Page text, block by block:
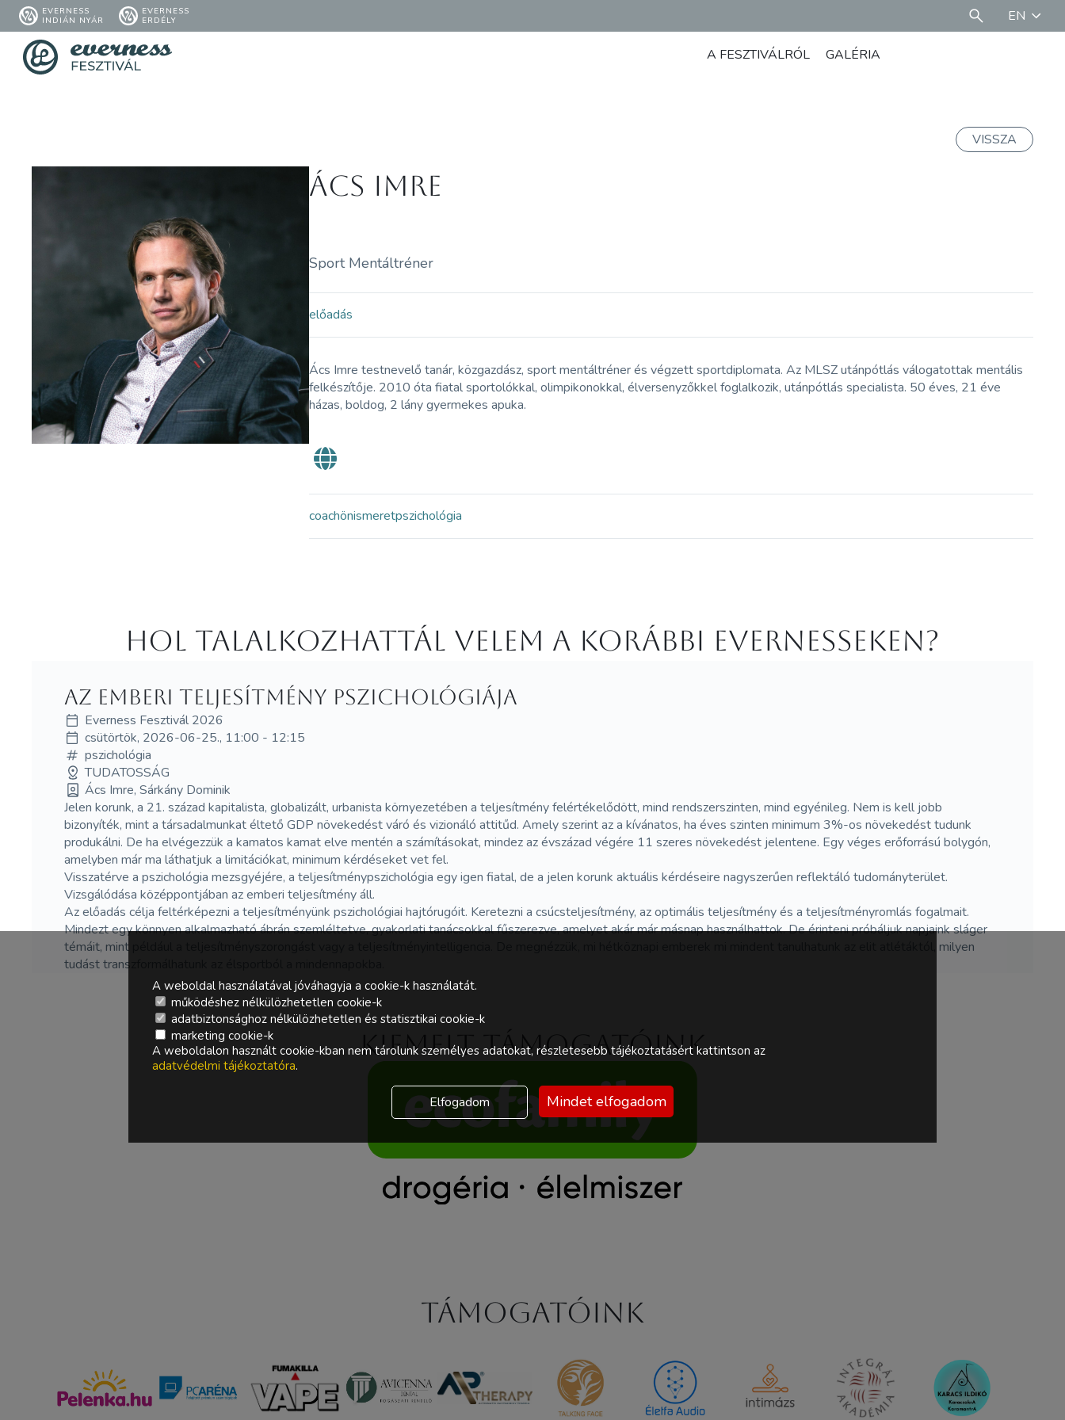
EVERNESS
INDIÁN NYÁR
EVERNESS
ERDÉLY
EN
A FESZTIVÁLRÓL GALÉRIA
VISSZA
Ács Imre
Sport Mentáltréner
előadás
Ács Imre testnevelő tanár, közgazdász, sport mentáltréner és végzett sportdiplomata. Az MLSZ utánpótlás válogatottak mentális
felkészítője. 2010 óta fiatal sportolókkal, olimpikonokkal, élversenyzőkkel foglalkozik, utánpótlás specialista. 50 éves, 21 éve
házas, boldog, 2 lány gyermekes apuka.
coachönismeretpszichológia
Hol Talalkozhattál velem a korábbi Evernesseken?
Az emberi teljesítmény pszichológiája
Everness Fesztivál 2026
csütörtök, 2026-06-25., 11:00 - 12:15
pszichológia
TUDATOSSÁG
Ács Imre, Sárkány Dominik
Jelen korunk, a 21. század kapitalista, globalizált, urbanista környezetében a teljesítmény felértékelődött, mind rendszerszinten, mind egyénileg. Nem is kell jobb
bizonyíték, mint a társadalmunkat éltető GDP növekedést váró és vizionáló attitűd. Amely szerint az a kívánatos, ha éves szinten minimum 3%-os növekedést tudunk
produkálni. De ha elvégezzük a kamatos kamat elve mentén a számításokat, mindez az évszázad végére 11 szeres növekedést jelentene. Egy véges erőforrású bolygón,
amelyben már ma láthatjuk a limitációkat, minimum kérdéseket vet fel.
Visszatérve a pszichológia mezsgyéjére, a teljesítménypszichológia egy igen fiatal, de a jelen korunk aktuális kérdéseire nagyszerűen reflektáló tudományterület.
Vizsgálódása középpontjában az emberi teljesítmény áll.
Az előadás célja feltérképezni a teljesítményünk pszichológiai hajtórugóit. Keretezni a csúcsteljesítmény, az optimális teljesítmény és a teljesítményromlás fogalmait.
Mindezt egy könnyen alkalmazható ábrán szemléltetve, gyakorlati tanácsokkal fűszerezve, amelyet akár már másnap használhattok. De érinteni próbáljuk napjaink sláger
témáit, mint például a teljesítményszorongást vagy a teljesítményintelligencia. De megnézzük, mi hétköznapi emberek mi mindent tanulhatunk az elit atlétáktól, milyen
tudást transzformálhatunk az élsportból a mindennapokba.
Kiemelt támogatóink
Támogatóink
A weboldal használatával jóváhagyja a cookie-k használatát.
működéshez nélkülözhetetlen cookie-k
adatbiztonsághoz nélkülözhetetlen és statisztikai cookie-k
marketing cookie-k
A weboldalon használt cookie-kban nem tárolunk személyes adatokat, részletesebb tájékoztatásért kattintson az
adatvédelmi tájékoztatóra.
Elfogadom Mindet elfogadom